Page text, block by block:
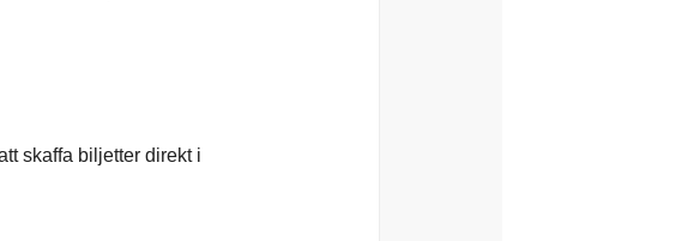
skaffa biljetter direkt i